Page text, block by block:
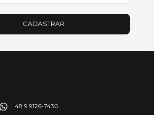
CADASTRAR
48 9 9126-7430